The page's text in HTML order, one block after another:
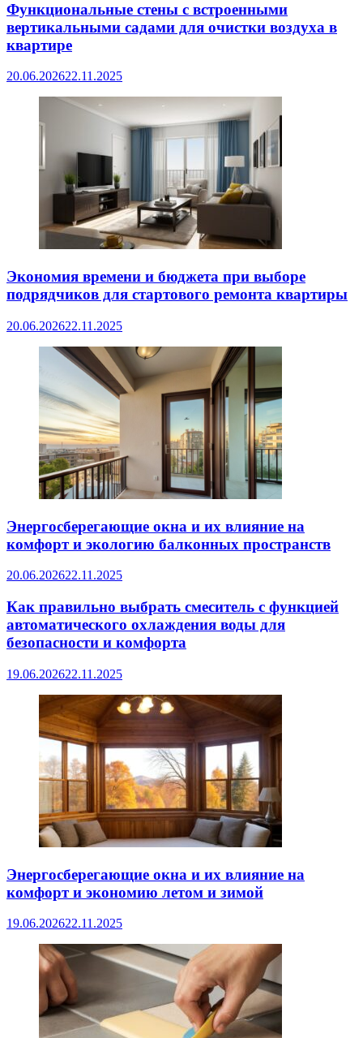
Функциональные стены с встроенными
вертикальными садами для очистки воздуха в
квартире
20.06.202622.11.2025
Экономия времени и бюджета при выборе
подрядчиков для стартового ремонта квартиры
20.06.202622.11.2025
Энергосберегающие окна и их влияние на
комфорт и экологию балконных пространств
20.06.202622.11.2025
Как правильно выбрать смеситель с функцией
автоматического охлаждения воды для
безопасности и комфорта
19.06.202622.11.2025
Энергосберегающие окна и их влияние на
комфорт и экономию летом и зимой
19.06.202622.11.2025